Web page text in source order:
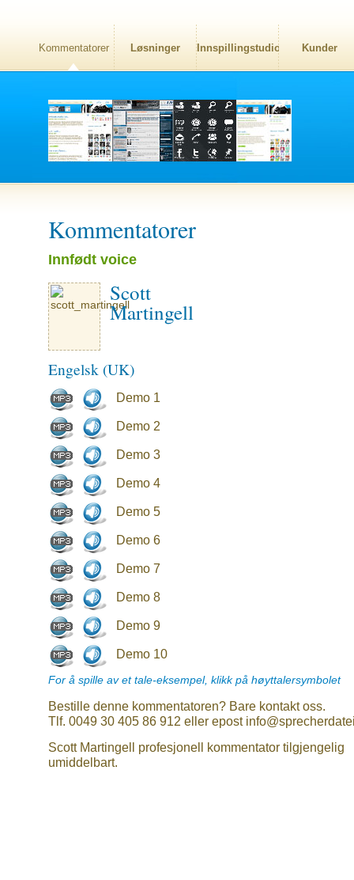
Kommentatorer Løsninger Innspillingstudio Kunder
Kommentatorer
Innfødt voice
Scott
Martingell
Engelsk (UK)
Demo 1
Demo 2
Demo 3
Demo 4
Demo 5
Demo 6
Demo 7
Demo 8
Demo 9
Demo 10
For å spille av et tale-eksempel, klikk på høyttalersymbolet
Bestille denne kommentatoren? Bare kontakt oss.
Tlf. 0049 30 405 86 912 eller epost
Scott Martingell profesjonell kommentator tilgjengelig
umiddelbart.